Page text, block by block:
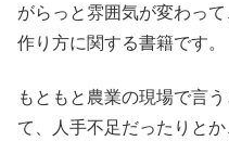
がらっと雰囲気が変わっ
作り方に関する書籍です。
もともと農業の現場で言
て、人手不足だったりと